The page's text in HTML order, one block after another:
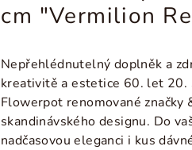
cm "Vermilion
Nepřehlédnutelný doplněk a
kreativitě a estetice 60. let 20.
Flowerpot renomované
skandinávského designu. Do
nadčasovou eleganci i kus